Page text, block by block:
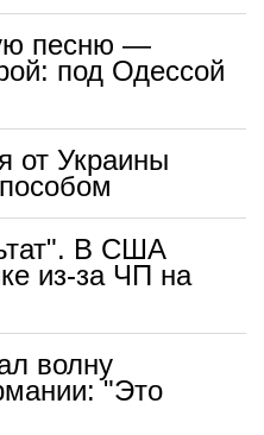
песню —
под Одессой
от Украины
В США
из-за ЧП на
волну
"Это